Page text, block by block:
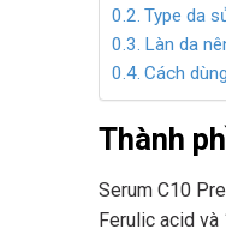
Type da
Làn da
Cách
Thành
Serum C10
Ferulic acid